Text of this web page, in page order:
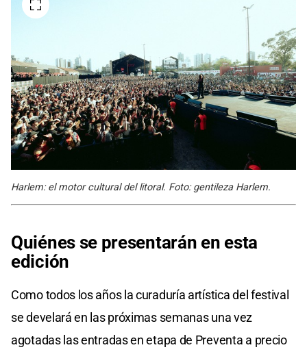
Harlem: el motor cultural del litoral. Foto: gentileza Harlem.
Quiénes se presentarán en esta
edición
Como todos los años la curaduría artística del festival
se develará en las próximas semanas una vez
agotadas las entradas en etapa de Preventa a precio